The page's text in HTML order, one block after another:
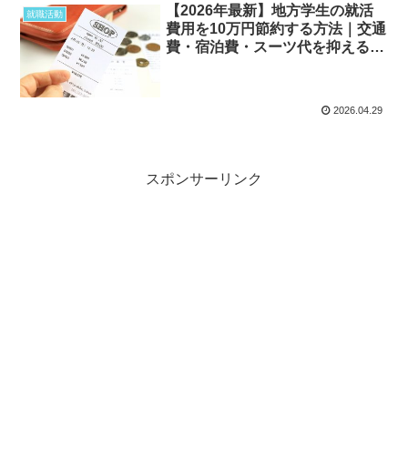
就職活動
【2026年最新】地方学生の就活
費用を10万円節約する方法｜交通
費・宿泊費・スーツ代を抑える完
2026.04.29
スポンサーリンク